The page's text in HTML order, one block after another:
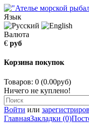
Язык
Валюта
€ руб
Корзина покупок
Товаров: 0 (0.00руб)
Ничего не куплено!
Войти или
ГлавнаяЗакладки (0)